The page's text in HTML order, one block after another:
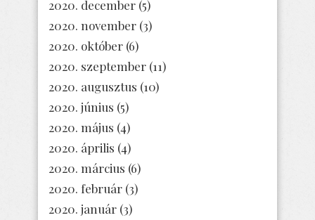
2020. december (5)
2020. november (3)
2020. október (6)
2020. szeptember (11)
2020. augusztus (10)
2020. június (5)
2020. május (4)
2020. április (4)
2020. március (6)
2020. február (3)
2020. január (3)